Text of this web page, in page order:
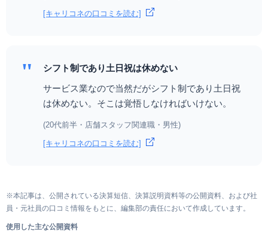
[キャリコネの口コミを読む]
"
シフト制であり土日祝は休めない
サービス業なので当然だがシフト制であり土日祝
は休めない。そこは覚悟しなければいけない。
(20代前半・店舗スタッフ関連職・男性)
[キャリコネの口コミを読む]
※本記事は、公開されている決算短信、決算説明資料等の公開資料、および社
員・元社員の口コミ情報をもとに、編集部の責任において作成しています。
使用した主な公開資料